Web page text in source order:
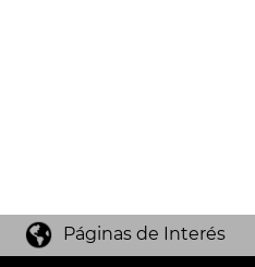
Páginas de Interés